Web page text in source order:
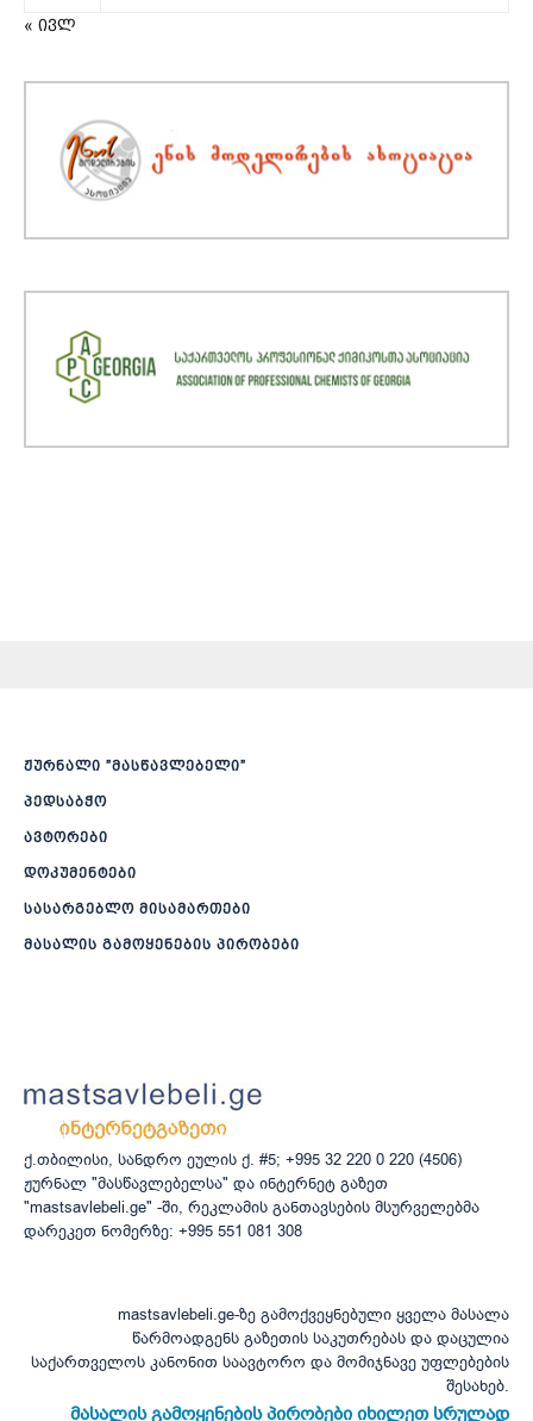
« ივლ
ჟურნალი ”მასწავლებელი”
პედსაბჭო
ავტორები
დოკუმენტები
სასარგებლო მისამართები
მასალის გამოყენების პირობები
ქ.თბილისი, სანდრო ეულის ქ. #5; +995 32 220 0 220 (4506)
ჟურნალ "მასწავლებელსა" და ინტერნეტ გაზეთ
"mastsavlebeli.ge" -ში, რეკლამის განთავსების მსურველებმა
დარეკეთ ნომერზე: +995 551 081 308
mastsavlebeli.ge-ზე გამოქვეყნებული ყველა მასალა
წარმოადგენს გაზეთის საკუთრებას და დაცულია
საქართველოს კანონით საავტორო და მომიჯნავე უფლებების
შესახებ.
მასალის გამოყენების პირობები იხილეთ სრულად